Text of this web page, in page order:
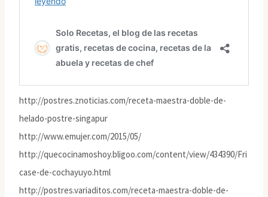
http://postres.znoticias.com/receta-maestra-doble-de-
helado-postre-singapur
http://www.emujer.com/2015/05/
http://quecocinamoshoy.bligoo.com/content/view/434390/Fri
case-de-cochayuyo.html
http://postres.variaditos.com/receta-maestra-doble-de-